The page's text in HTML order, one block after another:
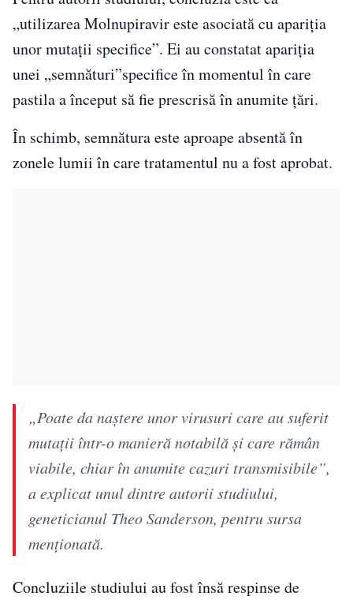
„utilizarea Molnupiravir este asociată cu apariţia
unor mutaţii specifice”. Ei au constatat apariţia
unei „semnături”specifice în momentul în care
pastila a început să fie prescrisă în anumite ţări.
În schimb, semnătura este aproape absentă în
zonele lumii în care tratamentul nu a fost aprobat.
„Poate da naştere unor virusuri care au suferit
mutaţii într-o manieră notabilă şi care rămân
viabile, chiar în anumite cazuri transmisibile”,
a explicat unul dintre autorii studiului,
geneticianul Theo Sanderson, pentru sursa
menționată.
Concluziile studiului au fost însă respinse de